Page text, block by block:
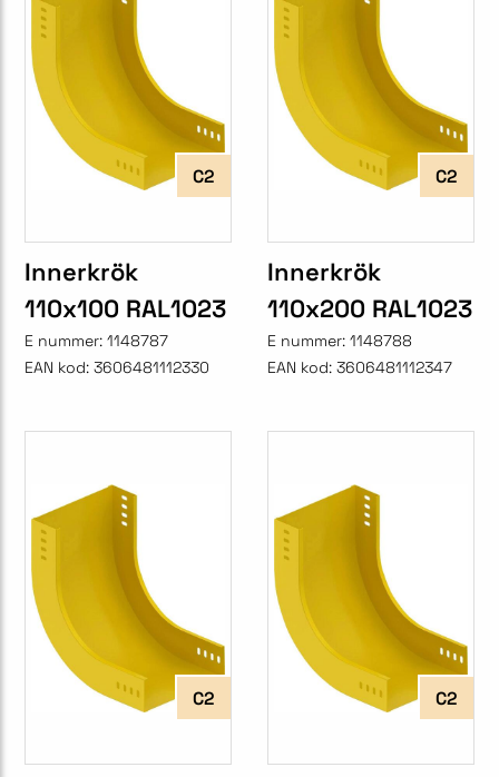
C2
Innerkrök
110x100 RAL1023
E nummer: 1148787
EAN kod: 3606481112330
C2
Innerkrök
110x200 RAL1023
E nummer: 1148788
EAN kod: 3606481112347
C2 C2